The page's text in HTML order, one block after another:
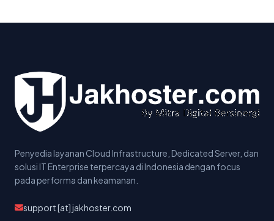
Penyedia layanan Cloud Infrastructure, Dedicated Server, dan
solusi IT Enterprise terpercaya di Indonesia dengan focus
pada performa dan keamanan.
support [at] jakhoster.com